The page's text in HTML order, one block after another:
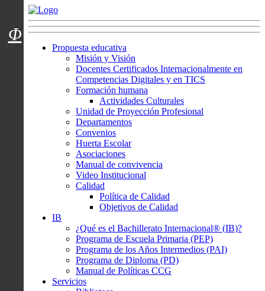
Menú usuarios
Propuesta educativa
Misión y Visión
Docentes Certificados Internacionalmente en
Competencias Digitales y en TICS
Formación humana
Actividades Culturales
Unidad de Proyección Profesional
Departamentos
Convenios
Huerta Escolar
Asociaciones
Manual de convivencia
Video Institucional
Calidad
Política de Calidad
Objetivos de Calidad
IB
¿Qué es el Bachillerato Internacional® (IB)?
Programa de Escuela Primaria (PEP)
Programa de los Años Intermedios (PAI)
Programa de Diploma (PD)
Manual de Políticas CCG
Servicios
Φ